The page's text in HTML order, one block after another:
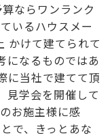
ならワンランク
いるハウスメー
かけて建てられて
になるものではあ
に当社で建てて頂
見学会を開催して
お施主様に感
で、きっとあな